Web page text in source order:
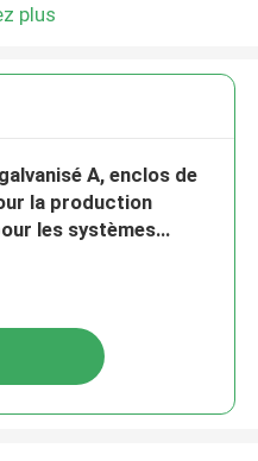
plus
A, enclos de
la production
les systèmes